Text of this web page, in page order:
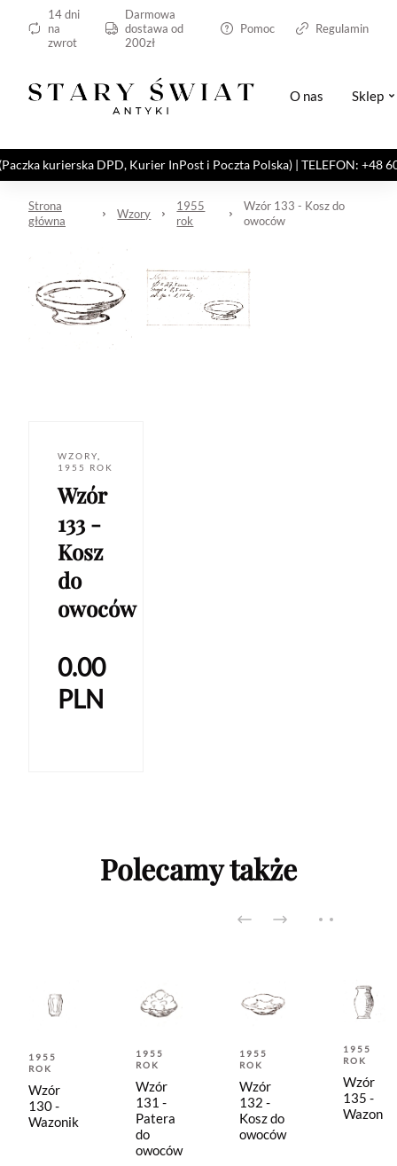
14 dni
na
zwrot
Darmowa
dostawa od
200zł
Pomoc Regulamin
O nas Sklep
kurierska DPD, Kurier InPost i Poczta Polska) | TELEFON: +48
Strona
główna
Wzory
1955
rok
Wzór 133 - Kosz do
owoców
WZORY
1955 ROK
Wzór
133 -
Kosz
do
owoców
0.00
PLN
Polecamy także
1955
ROK
Wzór
130 -
Wazonik
1955
ROK
Wzór
131 -
Patera
do
owoców
1955
ROK
Wzór
132 -
Kosz do
owoców
1955
ROK
Wzór
135 -
Wazon